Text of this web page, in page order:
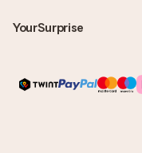
YourSurprise